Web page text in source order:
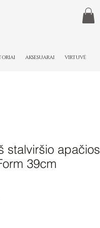
AKSESUARAI VIRTUVĖ
stalviršio apačios
39cm